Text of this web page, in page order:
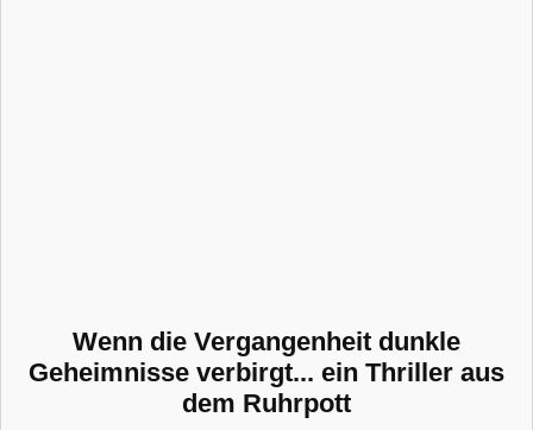
Wenn die Vergangenheit dunkle
Geheimnisse verbirgt... ein Thriller aus
dem Ruhrpott